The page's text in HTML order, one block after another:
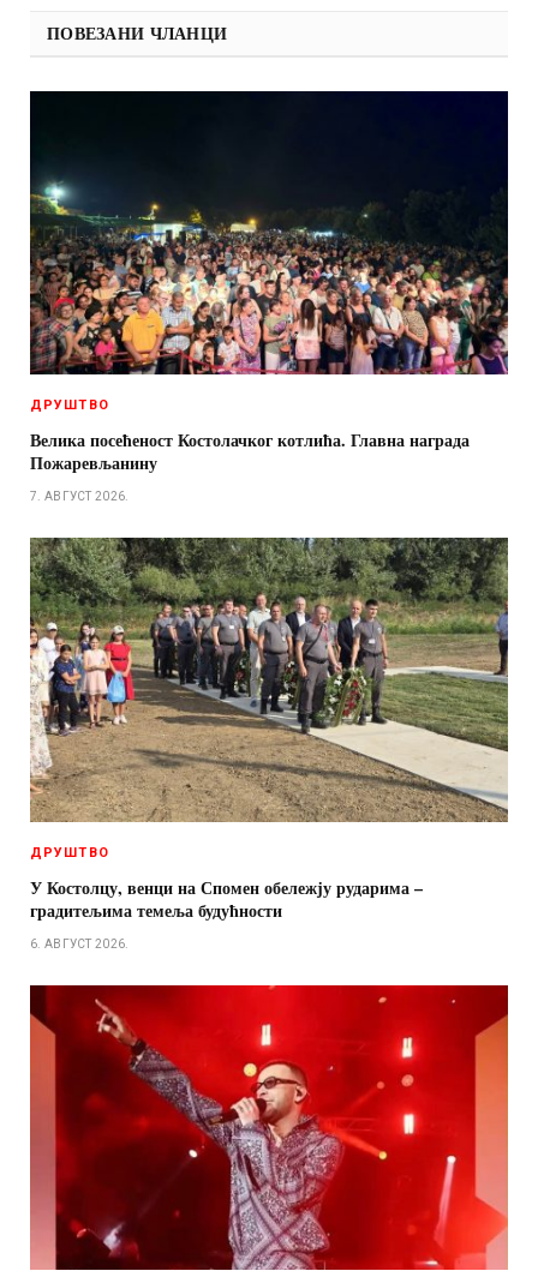
ПОВЕЗАНИ ЧЛАНЦИ
ДРУШТВО
Велика посећеност Костолачког котлића. Главна награда
Пожаревљанину
7. АВГУСТ 2026.
ДРУШТВО
У Костолцу, венци на Спомен обележју рударима –
градитељима темеља будућности
6. АВГУСТ 2026.